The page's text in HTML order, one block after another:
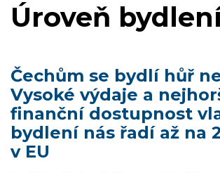
Úroveň
Čechům se bydlí hůř
Vysoké výdaje a
finanční dostupnost
bydlení nás řadí až na
v EU